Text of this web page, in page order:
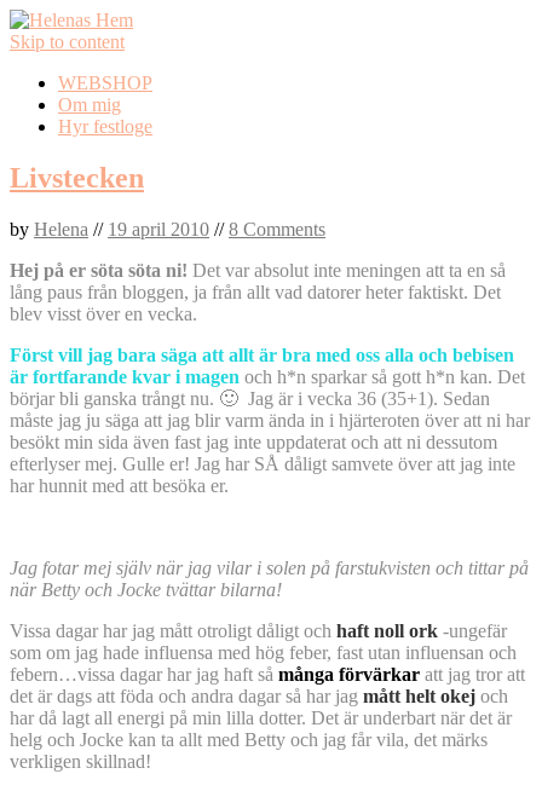
Skip to content
WEBSHOP
Om mig
Hyr festloge
Livstecken
by Helena // 19 april 2010 //8 Comments
Hej på er söta söta ni! Det var absolut inte meningen att ta en så
lång paus från bloggen, ja från allt vad datorer heter faktiskt. Det
blev visst över en vecka.
Först vill jag bara säga att allt är bra med oss alla och bebisen
är fortfarande kvar i magen och h*n sparkar så gott h*n kan. Det
börjar bli ganska trångt nu. 🙂 Jag är i vecka 36 (35+1). Sedan
måste jag ju säga att jag blir varm ända in i hjärteroten över att ni har
besökt min sida även fast jag inte uppdaterat och att ni dessutom
efterlyser mej. Gulle er! Jag har SÅ dåligt samvete över att jag inte
har hunnit med att besöka er.
Jag fotar mej själv när jag vilar i solen på farstukvisten och tittar på
när Betty och Jocke tvättar bilarna!
Vissa dagar har jag mått otroligt dåligt och haft noll ork -ungefär
som om jag hade influensa med hög feber, fast utan influensan och
febern…vissa dagar har jag haft så många förvärkar att jag tror att
det är dags att föda och andra dagar så har jag mått helt okej och
har då lagt all energi på min lilla dotter. Det är underbart när det är
helg och Jocke kan ta allt med Betty och jag får vila, det märks
verkligen skillnad!